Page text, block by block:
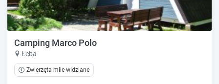
Camping Marco Polo
Łeba
Zwierzęta mile widziane